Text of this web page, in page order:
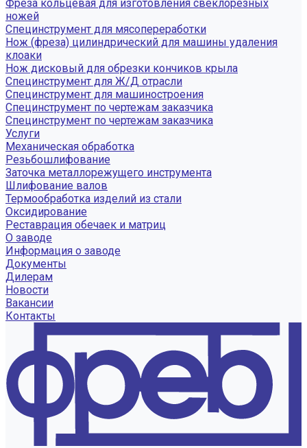
Фреза кольцевая для изготовления свеклорезных
ножей
Специнструмент для мясопереработки
Нож (фреза) цилиндрический для машины удаления
клоаки
Нож дисковый для обрезки кончиков крыла
Специнструмент для Ж/Д отрасли
Специнструмент для машиностроения
Специнструмент по чертежам заказчика
Специнструмент по чертежам заказчика
Услуги
Механическая обработка
Резьбошлифование
Заточка металлорежущего инструмента
Шлифование валов
Термообработка изделий из стали
Оксидирование
Реставрация обечаек и матриц
О заводе
Информация о заводе
Документы
Дилерам
Новости
Вакансии
Контакты